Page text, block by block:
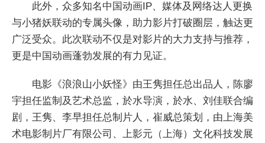
此外，众多知名中国动画IP、媒体及网络达人更换
与小猪妖联动的专属头像，助力影片打破圈层，触达更
广泛受众。此次联动不仅是对影片的大力支持与推荐，
更是中国动画蓬勃发展的有力见证。
电影《浪浪山小妖怪》由王隽担任总出品人，陈廖
宇担任监制及艺术总监，於水导演，於水、刘佳联合编
剧，王隽、李早担任总制片人，崔威总策划，由上海美
术电影制片厂有限公司、上影元（上海）文化科技发展